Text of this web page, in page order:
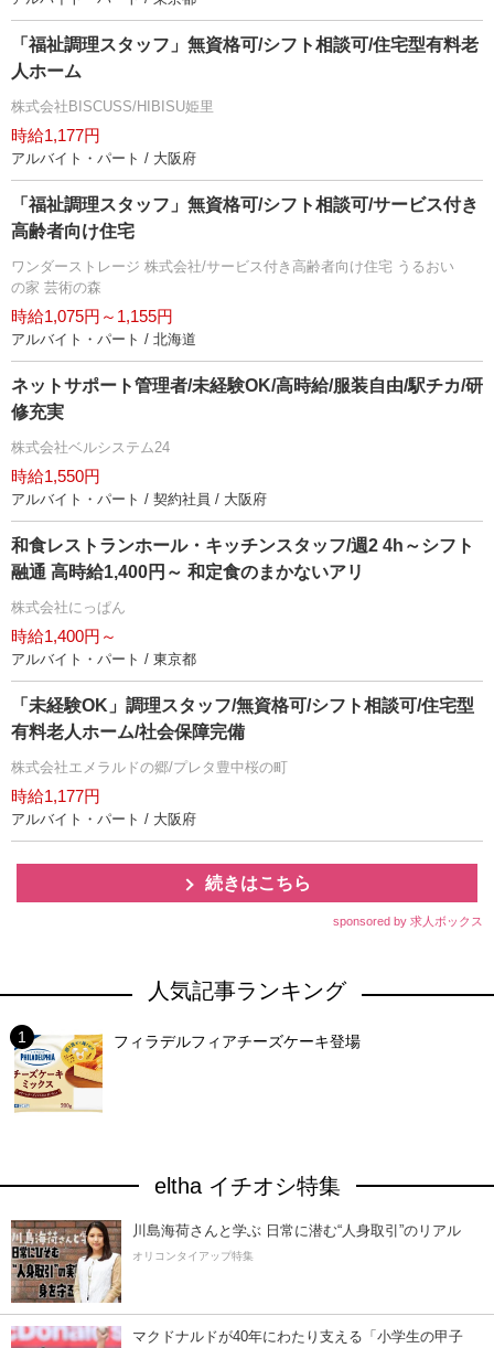
「福祉調理スタッフ」無資格可/シフト相談可/住宅型有料老
人ホーム
株式会社BISCUSS/HIBISU姫里
時給1,177円
アルバイト・パート / 大阪府
「福祉調理スタッフ」無資格可/シフト相談可/サービス付き
高齢者向け住宅
ワンダーストレージ 株式会社/サービス付き高齢者向け住宅 うるおい
の家 芸術の森
時給1,075円～1,155円
アルバイト・パート / 北海道
ネットサポート管理者/未経験OK/高時給/服装自由/駅チカ/研
修充実
株式会社ベルシステム24
時給1,550円
アルバイト・パート / 契約社員 / 大阪府
和食レストランホール・キッチンスタッフ/週2 4h～シフト
融通 高時給1,400円～ 和定食のまかないアリ
株式会社にっぱん
時給1,400円～
アルバイト・パート / 東京都
「未経験OK」調理スタッフ/無資格可/シフト相談可/住宅型
有料老人ホーム/社会保障完備
株式会社エメラルドの郷/プレタ豊中桜の町
時給1,177円
アルバイト・パート / 大阪府
続きはこちら
sponsored by 求人ボックス
人気記事ランキング
フィラデルフィアチーズケーキ登場
eltha イチオシ特集
川島海荷さんと学ぶ 日常に潜む“人身取引”のリアル
オリコンタイアップ特集
マクドナルドが40年にわたり支える「小学生の甲子